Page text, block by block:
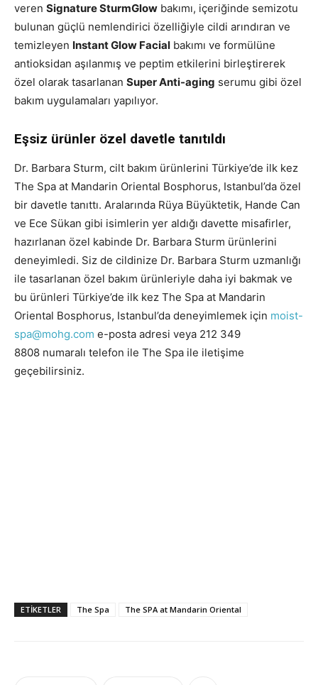
veren Signature SturmGlow bakımı, içeriğinde semizotu
bulunan güçlü nemlendirici özelliğiyle cildi arındıran ve
temizleyen Instant Glow Facial bakımı ve formülüne
antioksidan aşılanmış ve peptim etkilerini birleştirerek
özel olarak tasarlanan Super Anti-aging serumu gibi özel
bakım uygulamaları yapılıyor.
Eşsiz ürünler özel davetle tanıtıldı
Dr. Barbara Sturm, cilt bakım ürünlerini Türkiye’de ilk kez
The Spa at Mandarin Oriental Bosphorus, Istanbul’da özel
bir davetle tanıttı. Aralarında Rüya Büyüktetik, Hande Can
ve Ece Sükan gibi isimlerin yer aldığı davette misafirler,
hazırlanan özel kabinde Dr. Barbara Sturm ürünlerini
deneyimledi. Siz de cildinize Dr. Barbara Sturm uzmanlığı
ile tasarlanan özel bakım ürünleriyle daha iyi bakmak ve
bu ürünleri Türkiye’de ilk kez The Spa at Mandarin
Oriental Bosphorus, Istanbul’da deneyimlemek için moist-
spa@mohg.com e-posta adresi veya 212 349
8808 numaralı telefon ile The Spa ile iletişime
geçebilirsiniz.
ETIKETLER The Spa The SPA at Mandarin Oriental